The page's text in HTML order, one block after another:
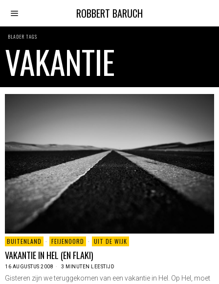
ROBBERT BARUCH
BLADER TAGS
VAKANTIE
BUITENLAND · FEIJENOORD · UIT DE WIJK
VAKANTIE IN HEL (EN FLAKI)
16 AUGUSTUS 2008 3 MINUTEN LEESTIJD
Gisteren zijn we teruggekomen van een vakantie in Hel. Op Hel, moet